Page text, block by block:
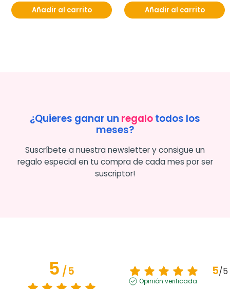
Añadir al carrito Añadir al carrito
¿Quieres ganar un regalotodos los
meses?
Suscríbete a nuestra newsletter y consigue un
regalo especial en tu compra de cada mes por ser
suscriptor!
5/5 5/5
Opinión verificada